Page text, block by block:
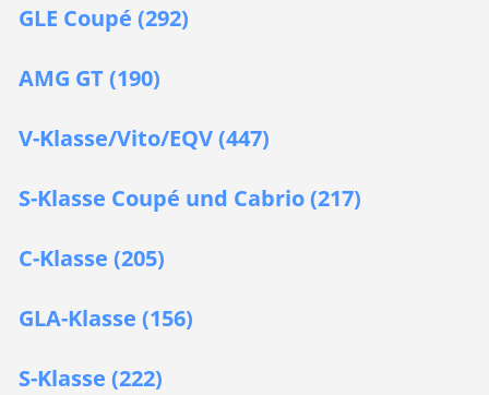
GLE Coupé (292)
AMG GT (190)
V-Klasse/Vito/EQV (447)
S-Klasse Coupé und Cabrio (217)
C-Klasse (205)
GLA-Klasse (156)
S-Klasse (222)